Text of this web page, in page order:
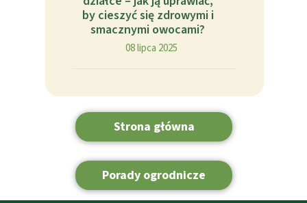
Porady ogrodnicze
by cieszyć się zdrowymi i
smacznymi owocami?
08 lipca 2025
Strona główna